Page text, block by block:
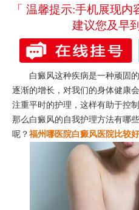
「 温馨提示:手机展现内
建议您及早
白癜风这种疾病是一种顽固的
逐渐的增长，对我们的身体健康
注重平时的护理，这样有助于控
那么白癜风的自我护理方法有哪
呢？ 福州哪医院白癜风医院比较